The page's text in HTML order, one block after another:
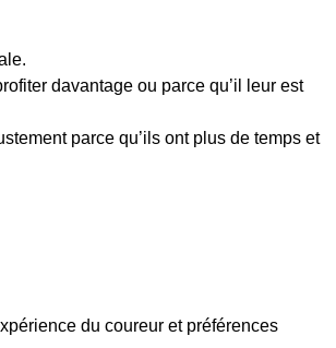
davantage ou parce qu’il leur est
parce qu’ils ont plus de temps et
du coureur et préférences